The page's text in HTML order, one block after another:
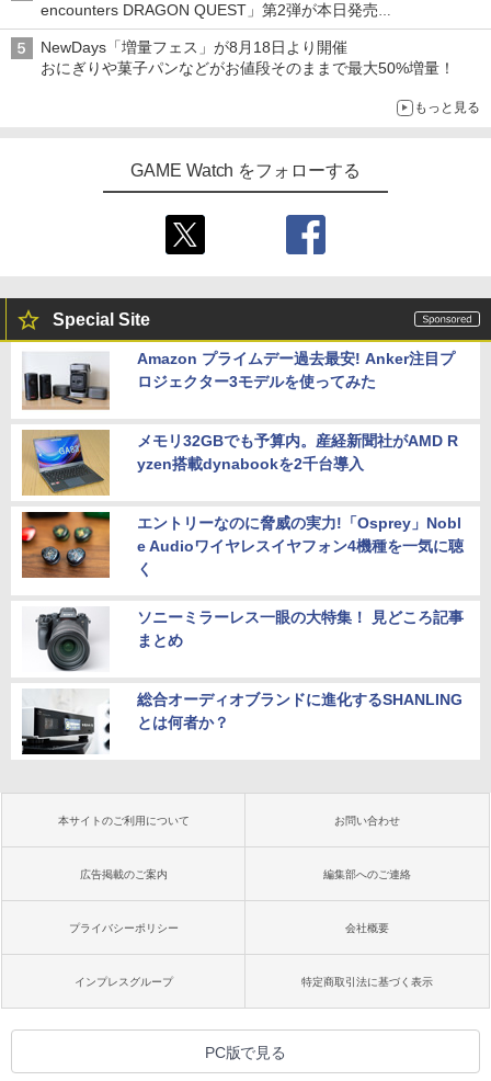
encounters DRAGON QUEST」第2弾が本日発売
アイスカップに入ったスライムやわたぼう、ベビーサタンなどが
オリジナルアートで登場
NewDays「増量フェス」が8月18日より開催
おにぎりや菓子パンなどがお値段そのままで最大50%増量！
もっと見る
GAME Watch をフォローする
Special Site
Amazon プライムデー過去最安! Anker注目プ
ロジェクター3モデルを使ってみた
メモリ32GBでも予算内。産経新聞社がAMD R
yzen搭載dynabookを2千台導入
エントリーなのに脅威の実力!「Osprey」Nobl
e Audioワイヤレスイヤフォン4機種を一気に聴
く
ソニーミラーレス一眼の大特集！ 見どころ記事
まとめ
総合オーディオブランドに進化するSHANLING
とは何者か？
本サイトのご利用について お問い合わせ
広告掲載のご案内 編集部へのご連絡
プライバシーポリシー 会社概要
インプレスグループ 特定商取引法に基づく表示
PC版で見る